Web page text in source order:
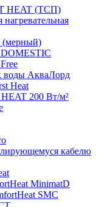
HEAT (ТСП)
воды АкваЛорд
Heat
200 Вт/м²
кабелю
MinimatD
SMC